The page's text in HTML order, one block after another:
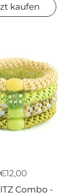
kaufen
€12,00
Combo -